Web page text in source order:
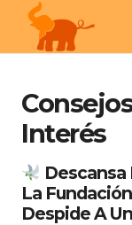
Interés
Descansa
La
Despide A